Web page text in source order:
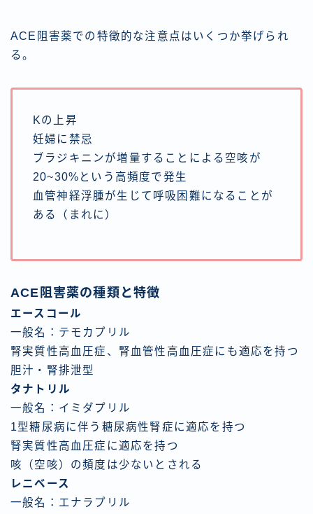
ACE阻害薬での特徴的な注意点はいくつか挙げられ
る。
Kの上昇
妊婦に禁忌
ブラジキニンが増量することによる空咳が
20~30%という高頻度で発生
血管神経浮腫が生じて呼吸困難になることが
ある（まれに）
ACE阻害薬の種類と特徴
エースコール
一般名：テモカプリル
腎実質性高血圧症、腎血管性高血圧症にも適応を持つ
胆汁・腎排泄型
タナトリル
一般名：イミダプリル
1型糖尿病に伴う糖尿病性腎症に適応を持つ
腎実質性高血圧症に適応を持つ
咳（空咳）の頻度は少ないとされる
レニベース
一般名：エナラプリル